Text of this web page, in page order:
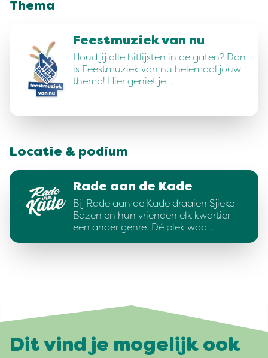
Thema
Feestmuziek van nu
Houd jij alle hitlijsten in de gaten? Dan
is Feestmuziek van nu helemaal jouw
thema! Hier geniet je…
Locatie & podium
Rade aan de Kade
Bij Rade aan de Kade draaien Sjieke
Bazen en hun vrienden elk kwartier
een ander genre. Dé plek waa…
Dit vind je mogelijk ook